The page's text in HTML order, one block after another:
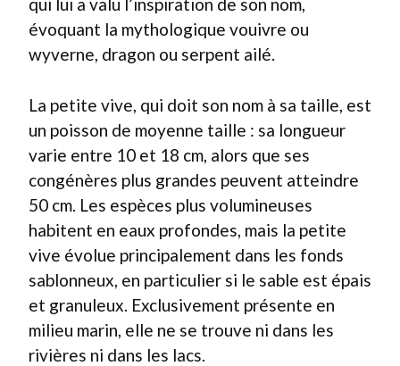
évoquant la mythologique vouivre ou
wyverne, dragon ou serpent ailé.
La petite vive, qui doit son nom à sa taille, est
un poisson de moyenne taille : sa longueur
varie entre 10 et 18 cm, alors que ses
congénères plus grandes peuvent atteindre
50 cm. Les espèces plus volumineuses
habitent en eaux profondes, mais la petite
vive évolue principalement dans les fonds
sablonneux, en particulier si le sable est épais
et granuleux. Exclusivement présente en
milieu marin, elle ne se trouve ni dans les
rivières ni dans les lacs.